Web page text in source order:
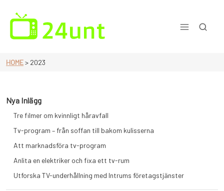
content
HOME> 2023
Nya Inlägg
Tre filmer om kvinnligt håravfall
Tv-program – från soffan till bakom kulisserna
Att marknadsföra tv-program
Anlita en elektriker och fixa ett tv-rum
Utforska TV-underhållning med Intrums företagstjänster